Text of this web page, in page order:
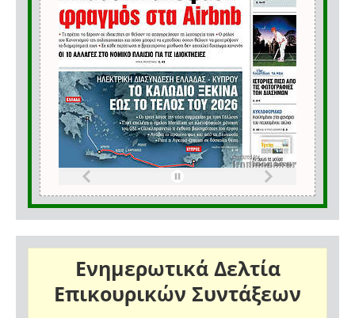
Ενημερωτικά Δελτία
Επικουρικών Συντάξεων